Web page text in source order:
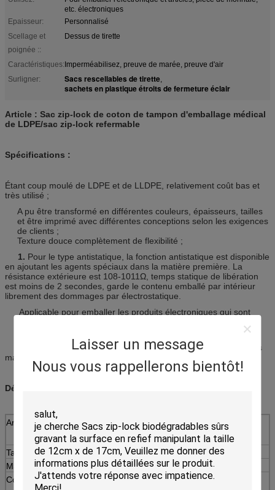
Laisser un message
Nous vous rappellerons bientôt!
etc. électroniques
Epaisseur:
Personnalisé
Scellage et
poignée ::
Dessus de tirette
Caractéristiques:Imperméabilisez, preuve de marée, preuve d'air
Surligner:
Sacs rescellables de tirette,
sachets en plastique étroits de fermeture éclair
Article : Sac zip-lock de coton de tampon d'emballage médical
de LDPE/sac zip-lock refermable
Spécifications :
Étant coup moulé de LDPE et de LLDPE, relativement coût bas et
très utilisé ;
A pu être transformé en différentes couleurs, épaisseurs, tailles
et être imprimé avec différentes conceptions selon les exigences
de clients ;
Texture douce complètement de flexibilité ;
1. Pour le type antistatique, la fonction antistatique est disponible
en ajoutant les agents spéciaux dans la matière première. La
résistance extérieure est 108-1011Ω, temps statique de libération
est moins de 2 secondes, garde le contenu emballé par intérieur
librement des dommages par électrostatique.
Applicable pour emballer les produits électroniques qui sont
Pour le type commun : il peut utilisé pour emballer toutes les
marchandises en tant que votre condition.
Détails de produit :
Article
Sac zip-lock de coton de tampon d'emballage
médical de LDPE/sac zip-lock refermable
Taille
Adapté aux besoins du client
Matériel
LDPE
Couleur
Imprime jusqu'à 4 couleurs (non-imprimées